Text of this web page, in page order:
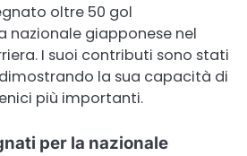
oltre 50 gol
nazionale giapponese nel
I suoi contributi sono stati
la sua capacità di
più importanti.
per la nazionale